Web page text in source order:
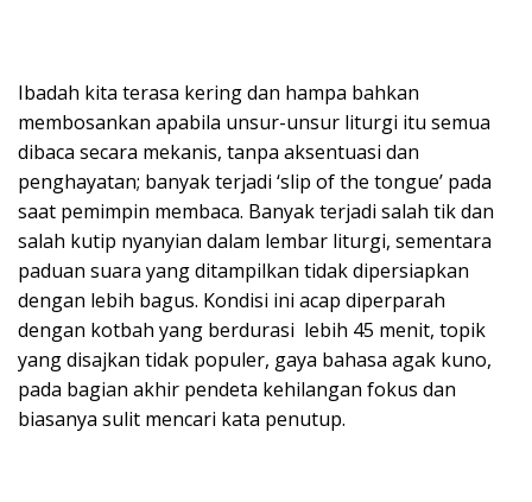
Ibadah kita terasa kering dan hampa bahkan
membosankan apabila unsur-unsur liturgi itu semua
dibaca secara mekanis, tanpa aksentuasi dan
penghayatan; banyak terjadi ‘slip of the tongue’ pada
saat pemimpin membaca. Banyak terjadi salah tik dan
salah kutip nyanyian dalam lembar liturgi, sementara
paduan suara yang ditampilkan tidak dipersiapkan
dengan lebih bagus. Kondisi ini acap diperparah
dengan kotbah yang berdurasi lebih 45 menit, topik
yang disajkan tidak populer, gaya bahasa agak kuno,
pada bagian akhir pendeta kehilangan fokus dan
biasanya sulit mencari kata penutup.